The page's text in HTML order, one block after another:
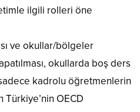
ilgili rolleri öne
ve okullar/bölgeler
okullarda boş ders
kadrolu öğretmenlerin
Türkiye’nin OECD